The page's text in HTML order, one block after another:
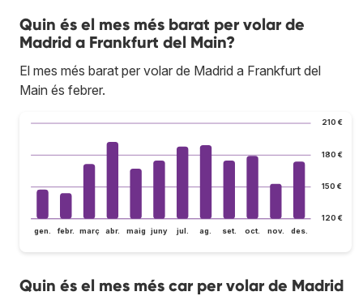
Quin és el mes més barat per volar de
Madrid a Frankfurt del Main?
El mes més barat per volar de Madrid a Frankfurt del
Main és febrer.
120 €
150 €
180 €
210 €
gen. febr. març abr. maig juny jul. ag. set. oct. nov. des.
Quin és el mes més car per volar de Madrid